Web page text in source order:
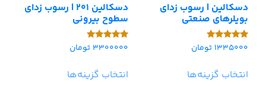
دسکالین | رسوب زدای
بویلرهای صنعتی
امتیاز
1335000 تومان
انتخاب گزینه‌ها
دسکالین 201 | رسوب زدای
سطوح بیرونی
امتیاز
3300000 تومان
انتخاب گزینه‌ها